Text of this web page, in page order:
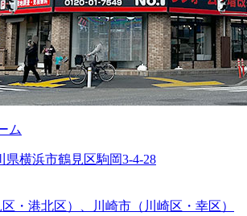
ム
横浜市鶴見区駒岡3-4-28
・港北区）、川崎市（川崎区・幸区）